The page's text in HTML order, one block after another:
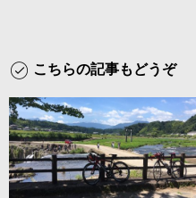
こちらの記事もどうぞ